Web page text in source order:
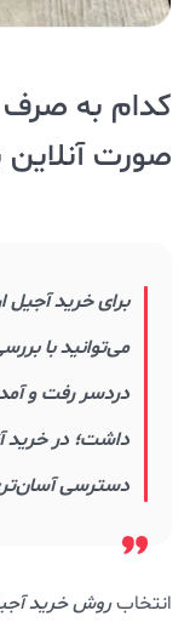
کدام به
صورت
برای خرید آجیل
می‌توانید با
دردسر رفت و
داشت؛ در خرید
دسترسی
انتخابروش خرید